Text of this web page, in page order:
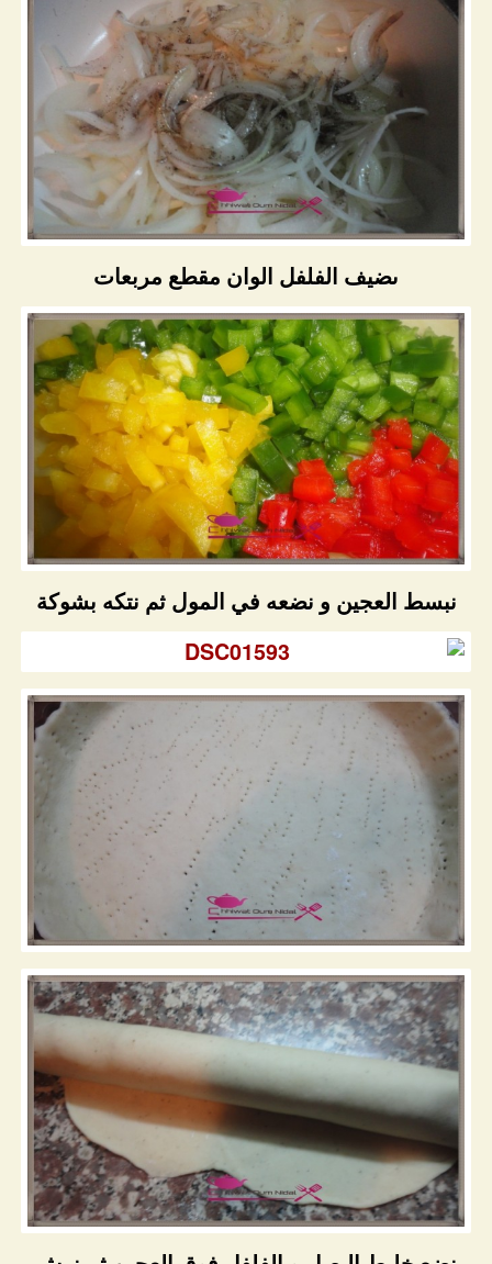
ىضيف الفلفل الوان مقطع مربعات
نبسط العجين و نضعه في المول ثم نتكه بشوكة